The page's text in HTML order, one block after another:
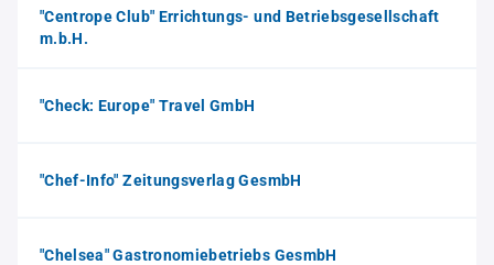
"Centrope Club" Errichtungs- und Betriebsgesellschaft
m.b.H.
"Check: Europe" Travel GmbH
"Chef-Info" Zeitungsverlag GesmbH
"Chelsea" Gastronomiebetriebs GesmbH